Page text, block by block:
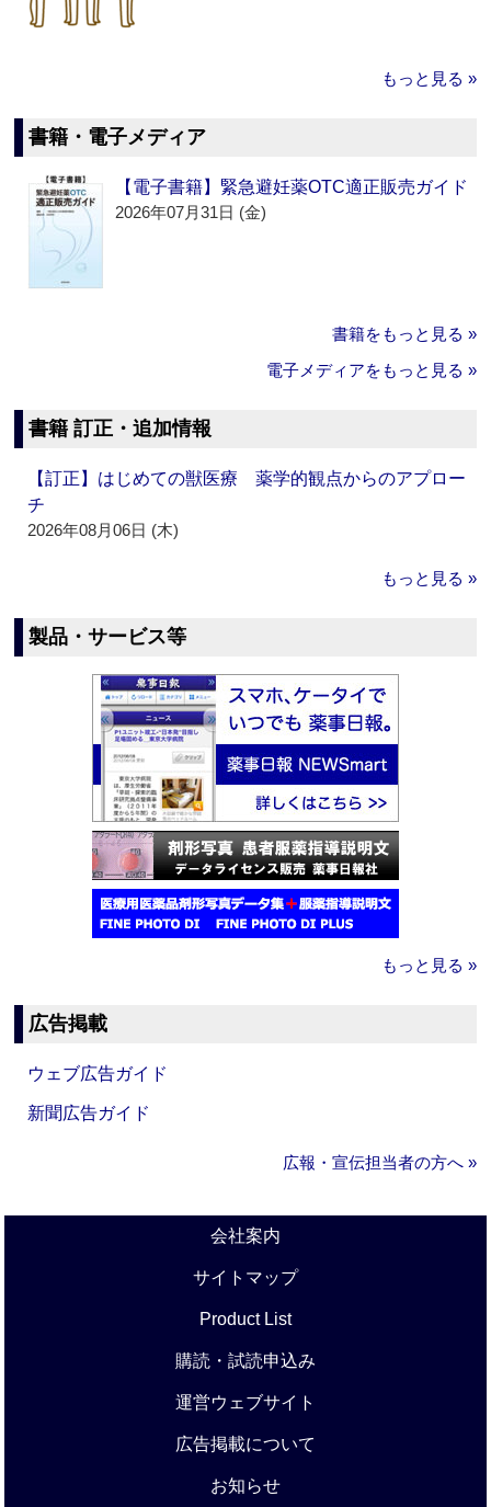
もっと見る »
書籍・電子メディア
【電子書籍】緊急避妊薬OTC適正販売ガイド
2026年07月31日 (金)
書籍をもっと見る »
電子メディアをもっと見る »
書籍 訂正・追加情報
【訂正】はじめての獣医療 薬学的観点からのアプロー
チ
2026年08月06日 (木)
もっと見る »
製品・サービス等
もっと見る »
広告掲載
ウェブ広告ガイド
新聞広告ガイド
広報・宣伝担当者の方へ »
会社案内
サイトマップ
Product List
購読・試読申込み
運営ウェブサイト
広告掲載について
お知らせ